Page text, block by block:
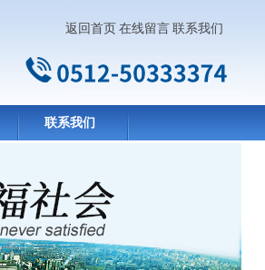
返回首页 在线留言 联系我们
联系我们